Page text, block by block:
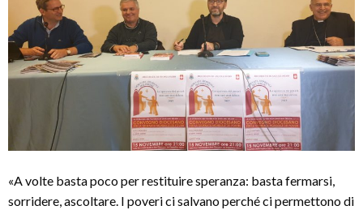
«A volte basta poco per restituire speranza: basta fermarsi,
sorridere, ascoltare. I poveri ci salvano perché ci permettono di